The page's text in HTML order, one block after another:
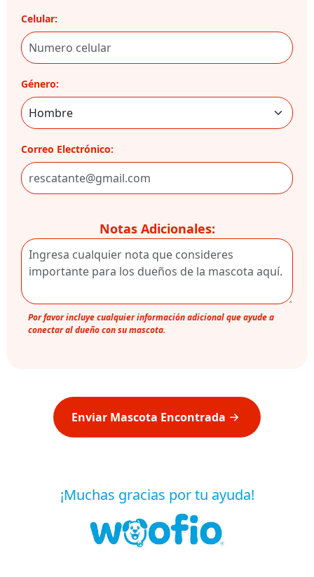
Celular:
Género:
Correo Electrónico:
Notas Adicionales:
Por favor incluye cualquier información adicional que ayude a
conectar al dueño con su mascota.
Enviar Mascota Encontrada
¡Muchas gracias por tu ayuda!